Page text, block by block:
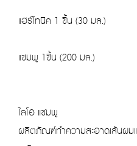
แฮร์โทนิค 1 ชิ้น (30 มล.)
แชมพู 1ชิ้น (200 มล.)
ไลโอ แชมพู
ผลิตภัณฑ์ทำความสะอาดเส้นผม